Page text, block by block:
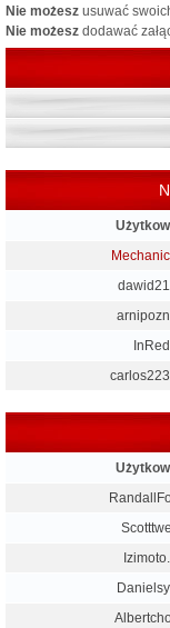
Nie możesz usuwać
Nie możesz dodawać
InRed